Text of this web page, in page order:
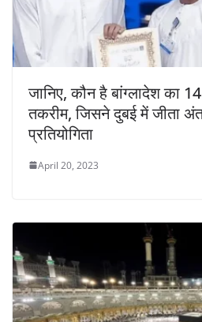
जानिए, कौन है बांग्लादेश का
तकरीम, जिसने दुबई में जीता
प्रतियोगिता
April 20, 2023